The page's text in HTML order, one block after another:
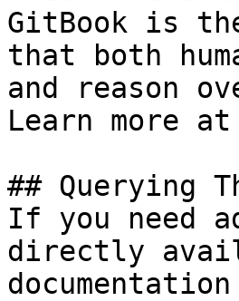
GitBook is
that both
and reason
Learn more
## Querying
If you need
directly